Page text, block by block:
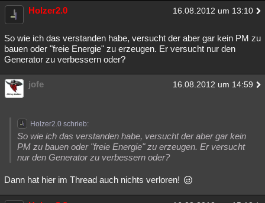
Holzer2.0 16.08.2012 um 13:10
So wie ich das verstanden habe, versucht der aber gar kein PM zu
bauen oder "freie Energie" zu erzeugen. Er versucht nur den
Generator zu verbessern oder?
jofe 16.08.2012 um 14:59
Holzer2.0 schrieb:
So wie ich das verstanden habe, versucht der aber gar kein
PM zu bauen oder "freie Energie" zu erzeugen. Er versucht
nur den Generator zu verbessern oder?
Dann hat hier im Thread auch nichts verloren!